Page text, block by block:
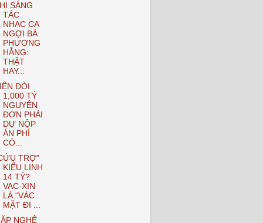
SÁNG
TÁC
NHẠC CA
NGỢI BÀ
PHƯƠNG
HẰNG:
THẬT
HAY...
ĐÒI
1,000 TỶ
NGUYÊN
ĐƠN PHẢI
DỰ NỘP
ÁN PHÍ
CÓ...
TRỢ”
KIỂU LINH
14 TỶ?
VAC-XIN
LÀ “VÁC
MẶT ĐI ...
NGHỆ